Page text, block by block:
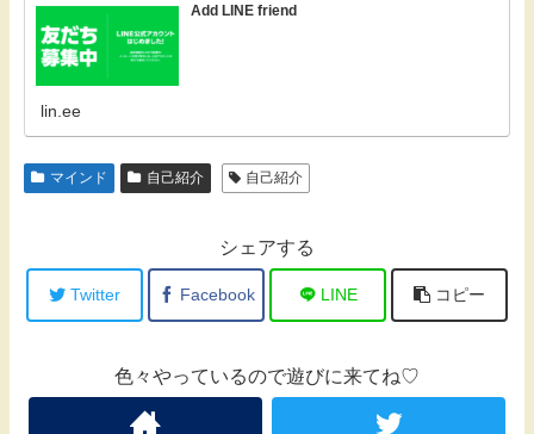
Add LINE friend
lin.ee
マインド 自己紹介 自己紹介
シェアする
Twitter Facebook LINE コピー
色々やっているので遊びに来てね♡